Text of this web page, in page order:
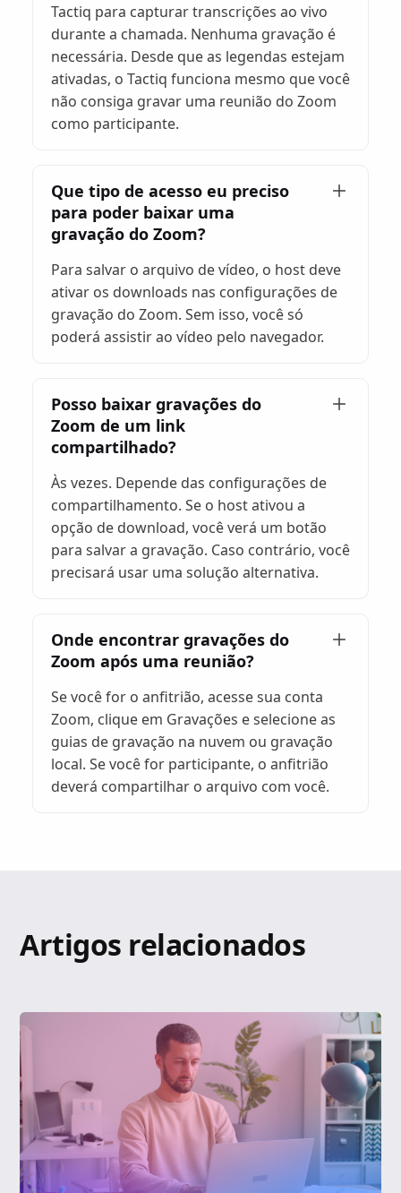
Tactiq para capturar transcrições ao vivo
durante a chamada. Nenhuma gravação é
necessária. Desde que as legendas estejam
ativadas, o Tactiq funciona mesmo que você
não consiga gravar uma reunião do Zoom
como participante.
Que tipo de acesso eu preciso
para poder baixar uma
gravação do Zoom?
Para salvar o arquivo de vídeo, o host deve
ativar os downloads nas configurações de
gravação do Zoom. Sem isso, você só
poderá assistir ao vídeo pelo navegador.
Posso baixar gravações do
Zoom de um link
compartilhado?
Às vezes. Depende das configurações de
compartilhamento. Se o host ativou a
opção de download, você verá um botão
para salvar a gravação. Caso contrário, você
precisará usar uma solução alternativa.
Onde encontrar gravações do
Zoom após uma reunião?
Se você for o anfitrião, acesse sua conta
Zoom, clique em Gravações e selecione as
guias de gravação na nuvem ou gravação
local. Se você for participante, o anfitrião
deverá compartilhar o arquivo com você.
Artigos relacionados